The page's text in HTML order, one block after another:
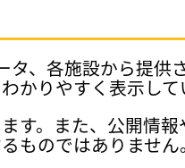
、各施設から提供
りやすく表示して
す。また、公開情報
ものではありません。